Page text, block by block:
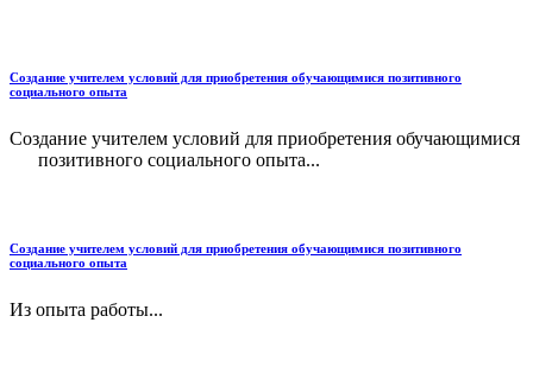
Создание учителем условий для приобретения обучающимися позитивного
социального опыта
Создание учителем условий для приобретения обучающимися
позитивного социального опыта...
Создание учителем условий для приобретения обучающимися позитивного
социального опыта
Из опыта работы...